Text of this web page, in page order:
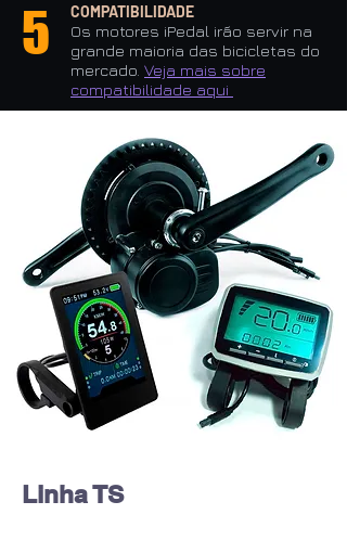
5
COMPATIBILIDADE
Os motores iPedal irão servir na
grande maioria das bicicletas do
mercado. Veja mais sobre
compatibilidade aqui
Linha TS